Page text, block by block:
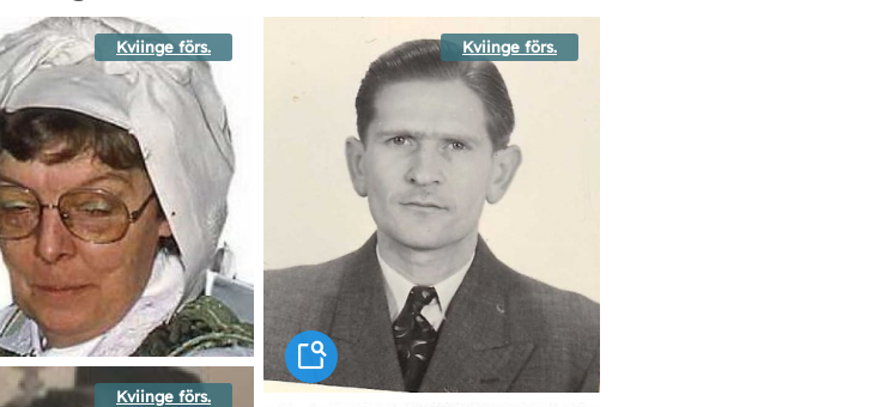
Kviinge förs. Kviinge förs.
Kviinge förs.